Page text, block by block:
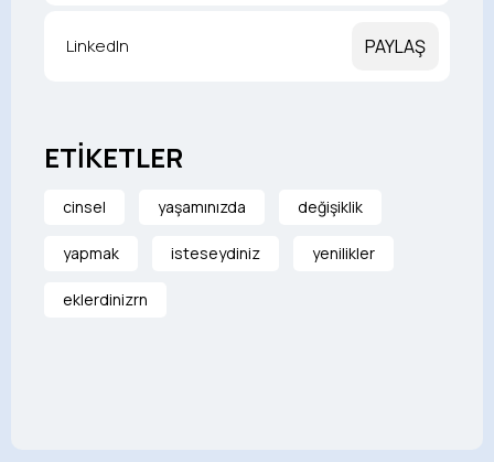
LinkedIn PAYLAŞ
ETİKETLER
cinsel yaşamınızda değişiklik
yapmak isteseydiniz yenilikler
eklerdinizrn